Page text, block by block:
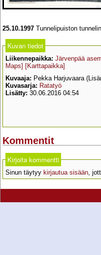
25.10.1997 Tunnelipuiston
Kuvan tiedot
Liikennepaikka: Järvenpää
Maps] [Karttapaikka]
Kuvaaja: Pekka Harjuvaara
Kuvasarja: Ratatyö
Lisätty: 30.06.2016 04:54
Kommentit
Kirjoita kommentti
Sinun täytyy kirjautua sisään,